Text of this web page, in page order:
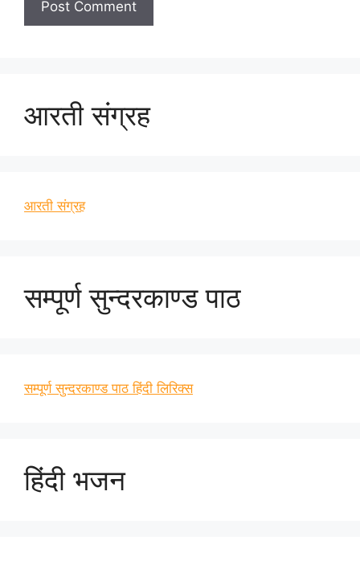
आरती संग्रह
आरती संग्रह
सम्पूर्ण सुन्दरकाण्ड पाठ
सम्पूर्ण सुन्दरकाण्ड पाठ हिंदी लिरिक्स
हिंदी भजन